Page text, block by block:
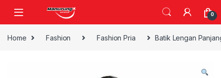
0
Home Fashion Fashion Pria Batik Lengan